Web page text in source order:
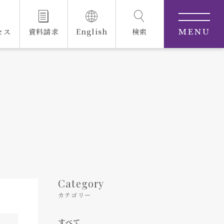
ス 資料請求 English 検索 MENU
Category
カテゴリー
すべて